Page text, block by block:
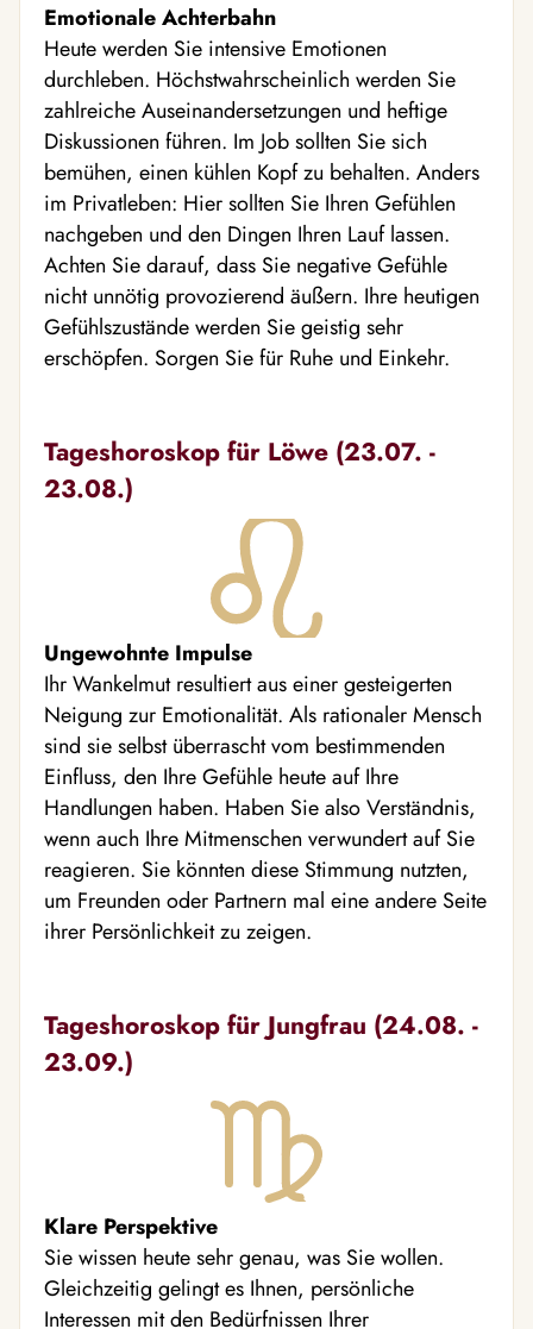
Emotionale Achterbahn
Heute werden Sie intensive Emotionen
durchleben. Höchstwahrscheinlich werden Sie
zahlreiche Auseinandersetzungen und heftige
Diskussionen führen. Im Job sollten Sie sich
bemühen, einen kühlen Kopf zu behalten. Anders
im Privatleben: Hier sollten Sie Ihren Gefühlen
nachgeben und den Dingen Ihren Lauf lassen.
Achten Sie darauf, dass Sie negative Gefühle
nicht unnötig provozierend äußern. Ihre heutigen
Gefühlszustände werden Sie geistig sehr
erschöpfen. Sorgen Sie für Ruhe und Einkehr.
Tageshoroskop für Löwe (23.07. -
23.08.)
Ungewohnte Impulse
Ihr Wankelmut resultiert aus einer gesteigerten
Neigung zur Emotionalität. Als rationaler Mensch
sind sie selbst überrascht vom bestimmenden
Einfluss, den Ihre Gefühle heute auf Ihre
Handlungen haben. Haben Sie also Verständnis,
wenn auch Ihre Mitmenschen verwundert auf Sie
reagieren. Sie könnten diese Stimmung nutzten,
um Freunden oder Partnern mal eine andere Seite
ihrer Persönlichkeit zu zeigen.
Tageshoroskop für Jungfrau (24.08. -
23.09.)
Klare Perspektive
Sie wissen heute sehr genau, was Sie wollen.
Gleichzeitig gelingt es Ihnen, persönliche
Interessen mit den Bedürfnissen Ihrer